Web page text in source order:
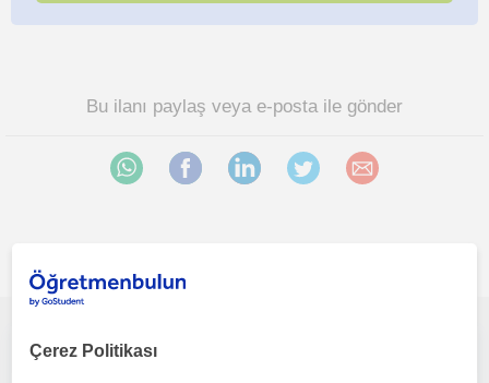
Bu ilanı paylaş veya e-posta ile gönder
Çerez Politikası